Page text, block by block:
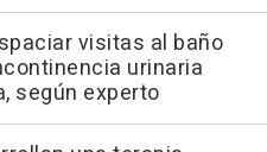
visitas al baño
urinaria
según experto